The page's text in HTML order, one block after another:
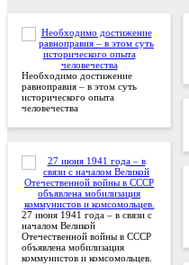
Необходимо достижение
равноправия – в этом суть
исторического опыта
человечества
27 июня 1941 года – в связи с
началом Великой
Отечественной войны в СССР
объявлена мобилизация
коммунистов и комсомольцев.